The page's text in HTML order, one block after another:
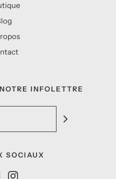
INFOLETTRE
SOCIAUX